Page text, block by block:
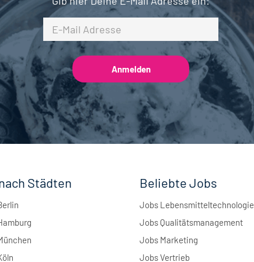
Städten Beliebte Jobs
Jobs Lebensmitteltechnologie
Jobs Qualitätsmanagement
Jobs Marketing
Jobs Vertrieb